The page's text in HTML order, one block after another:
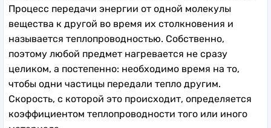
Процесс передачи энергии от одной молекулы
вещества к другой во время их столкновения и
называется теплопроводностью. Собственно,
поэтому любой предмет нагревается не сразу
целиком, а постепенно: необходимо время на то,
чтобы одни частицы передали тепло другим.
Скорость, с которой это происходит, определяется
коэффициентом теплопроводности того или иного